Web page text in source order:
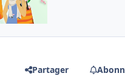
Partager